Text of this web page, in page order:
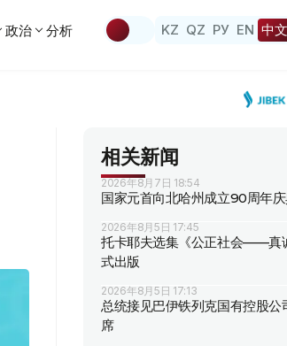
政治 分析 KZ QZ РУ EN 中文
相关新闻
2026年8月7日 18:54
国家元首向北哈州成立90周年
2026年8月5日 17:45
托卡耶夫选集《公正社会——真
式出版
2026年8月5日 17:13
总统接见巴伊铁列克国有控股公
席